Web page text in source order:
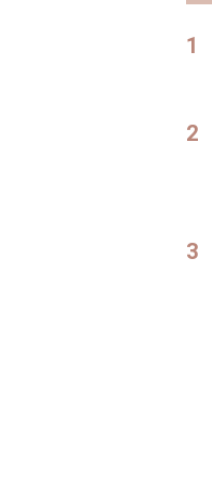
1
2
3